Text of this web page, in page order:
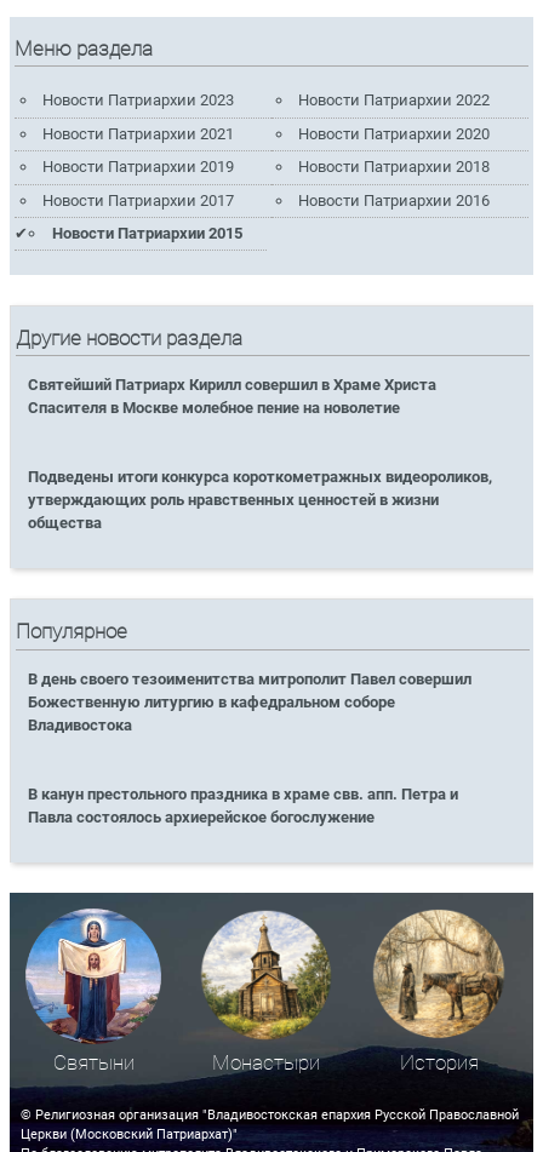
Меню раздела
Новости Патриархии 2023
Новости Патриархии 2022
Новости Патриархии 2021
Новости Патриархии 2020
Новости Патриархии 2019
Новости Патриархии 2018
Новости Патриархии 2017
Новости Патриархии 2016
Новости Патриархии 2015
Другие новости раздела
Святейший Патриарх Кирилл совершил в Храме Христа
Спасителя в Москве молебное пение на новолетие
Подведены итоги конкурса короткометражных видеороликов,
утверждающих роль нравственных ценностей в жизни
общества
Популярное
В день своего тезоименитства митрополит Павел совершил
Божественную литургию в кафедральном соборе
Владивостока
В канун престольного праздника в храме свв. апп. Петра и
Павла состоялось архиерейское богослужение
Святыни Монастыри История
© Религиозная организация "Владивостокская епархия Русской Православной
Церкви (Московский Патриархат)"